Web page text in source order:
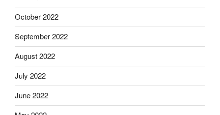
October 2022
September 2022
August 2022
July 2022
June 2022